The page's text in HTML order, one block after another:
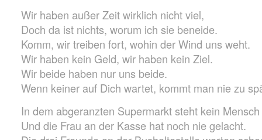
Wir haben außer Zeit wirklich nicht viel,
Doch da ist nichts, worum ich sie beneide.
Komm, wir treiben fort, wohin der Wind uns weht.
Wir haben kein Geld, wir haben kein Ziel.
Wir beide haben nur uns beide.
Wenn keiner auf Dich wartet, kommt man nie zu
In dem abgeranzten Supermarkt steht kein
Und die Frau an der Kasse hat noch nie gelacht.